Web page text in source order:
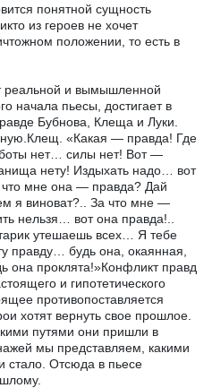
понятной сущность
из героев не хочет
положении, то есть в
реальной и вымышленной
начала пьесы, достигает в
Бубнова, Клеща и Луки.
«Какая — правда! Где
нет… силы нет! Вот —
нету! Издыхать надо… вот
мне она — правда? Дай
я виноват?.. За что мне —
нельзя… вот она правда!..
утешаешь всех… Я тебе
правду… будь она, окаянная,
она проклята!»Конфликт правд
и гипотетического
противопоставляется
хотят вернуть свое прошлое.
путями они пришли в
мы представляем, какими
стало. Отсюда в пьесе